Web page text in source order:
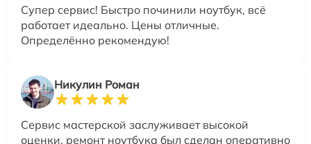
Супер сервис! Быстро починили ноутбук, всё
работает идеально. Цены отличные.
Определённо рекомендую!
Никулин Роман
Сервис мастерской заслуживает высокой
оценки, ремонт ноутбука был сделан оперативно